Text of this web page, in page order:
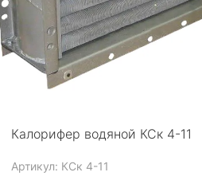
Калорифер водяной КСк 4-11
Артикул: КСк 4-11